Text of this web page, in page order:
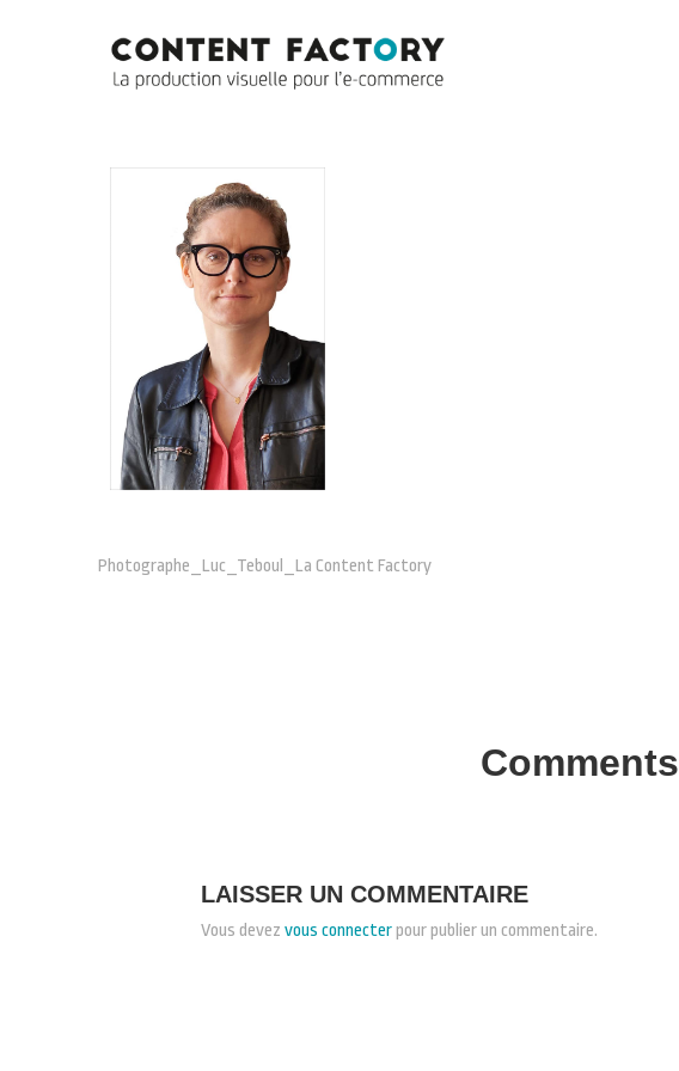
Photographe_Luc_Teboul_La Content Factory
Comments
LAISSER UN COMMENTAIRE
Vous devez vous connecterpour publier un commentaire.